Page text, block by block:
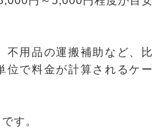
不用品の運搬補助など、比
位で料金が計算されるケー
す。